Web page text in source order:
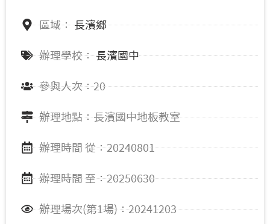
區域： 長濱鄉
辦理學校： 長濱國中
參與人次：20
辦理地點：長濱國中地板教室
辦理時間 從：20240801
辦理時間 至：20250630
辦理場次(第1場)：20241203